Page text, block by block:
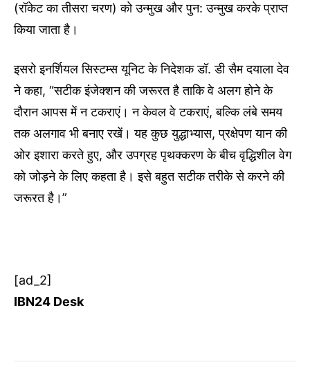
(रॉकेट का तीसरा चरण) को उन्मुख और पुन: उन्मुख करके प्राप्त
किया जाता है।
इसरो इनर्शियल सिस्टम्स यूनिट के निदेशक डॉ. डी सैम दयाला देव
ने कहा, “सटीक इंजेक्शन की जरूरत है ताकि वे अलग होने के
दौरान आपस में न टकराएं। न केवल वे टकराएं, बल्कि लंबे समय
तक अलगाव भी बनाए रखें। यह कुछ युद्धाभ्यास, प्रक्षेपण यान की
ओर इशारा करते हुए, और उपग्रह पृथक्करण के बीच वृद्धिशील वेग
को जोड़ने के लिए कहता है। इसे बहुत सटीक तरीके से करने की
जरूरत है।”
[ad_2]
IBN24 Desk